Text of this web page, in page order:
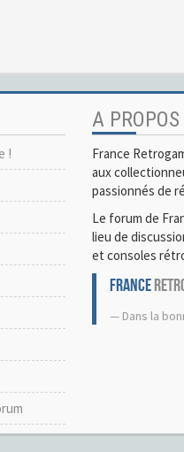
!
A
France
aux
passionnés de
Le forum de
lieu de
et consoles
FRANCE
Dans la